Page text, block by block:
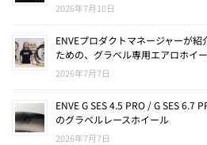
2026年7月10日
ENVEプロダクトマネージャーが
ための、グラベル専用エアロホイ
2026年7月7日
ENVE G SES 4.5 PRO / G SES 6.7
のグラベルレースホイール
2026年7月7日